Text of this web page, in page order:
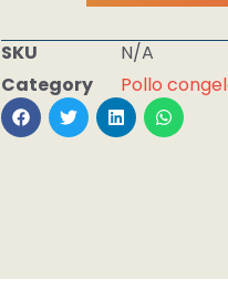
SKU
N/A
Category
Pollo